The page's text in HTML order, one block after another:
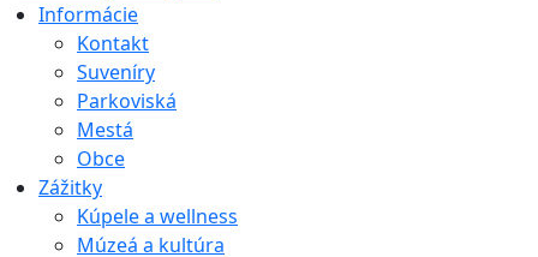
Informácie
Kontakt
Suveníry
Parkoviská
Mestá
Obce
Zážitky
Kúpele a wellness
Múzeá a kultúra